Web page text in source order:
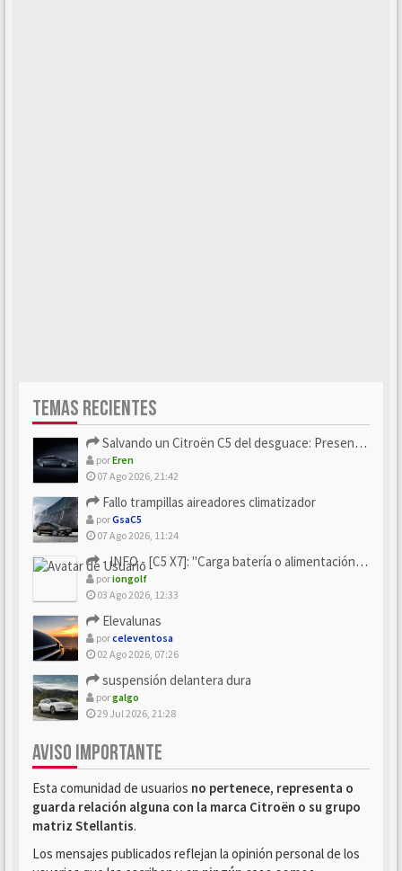
TEMAS RECIENTES
Salvando un Citroën C5 del desguace: Presentación y seguimiento
porEren
07 Ago 2026, 21:42
Fallo trampillas aireadores climatizador
porGsaC5
07 Ago 2026, 11:24
- INFO - [C5 X7]: "Carga batería o alimentación eléctri...
poriongolf
03 Ago 2026, 12:33
Elevalunas
porceleventosa
02 Ago 2026, 07:26
suspensión delantera dura
porgalgo
29 Jul 2026, 21:28
AVISO IMPORTANTE
Esta comunidad de usuarios no pertenece, representa o
guarda relación alguna con la marca Citroën o su grupo
matriz Stellantis.
Los mensajes publicados reflejan la opinión personal de los